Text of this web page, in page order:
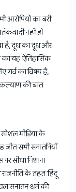
आरोपियों का बरी
नहीं हो
है, दूध का दूध और
का यह ऐतिहासिक
गर्व का विषय है,
कल्याण की बात
मीडिया के
जीत सभी सनातनियों
सीधा निशाना
के तहत 'हिंदू
सनातन धर्म की